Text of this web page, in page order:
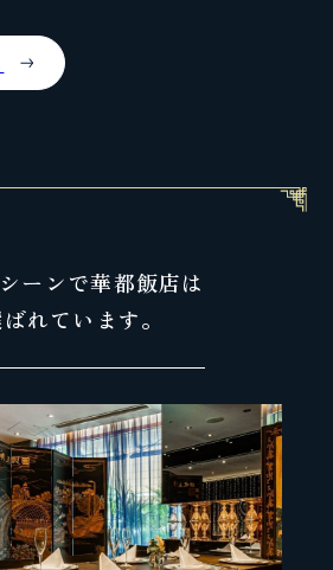
ーンで華都飯店は
れています｡